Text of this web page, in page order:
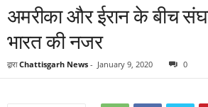
अमरीका और ईरान के बीच
भारत की नजर
द्वारा Chattisgarh News - January 9, 2020 0